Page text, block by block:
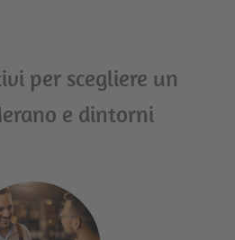
per scegliere un
e dintorni